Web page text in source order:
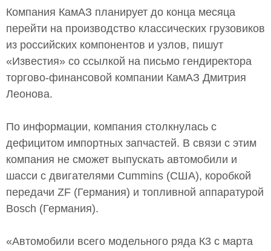
Компания КамАЗ планирует до конца месяца
перейти на производство классических грузовиков
из российских компонентов и узлов, пишут
«Известия» со ссылкой на письмо гендиректора
торгово-финансовой компании КамАЗ Дмитрия
Леонова.
По информации, компания столкнулась с
дефицитом импортных запчастей. В связи с этим
компания не сможет выпускать автомобили и
шасси с двигателями Cummins (США), коробкой
передачи ZF (Германия) и топливной аппаратурой
Bosch (Германия).
«Автомобили всего модельного ряда К3 с марта